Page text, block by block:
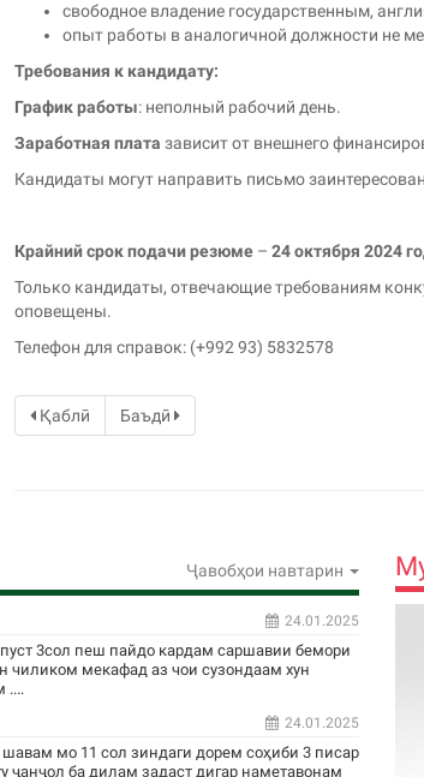
свободное владение государственным,
опыт работы в аналогичной должности не
Требования к кандидату:
График работы: неполный рабочий день.
Заработная плата зависит от внешнего
Кандидаты могут направить письмо
Крайний срок подачи резюме – 24 октября 2024
Только кандидаты, отвечающие требованиям
оповещены.
Телефон для справок: (+992 93) 5832578
Қаблӣ Баъдӣ
Ҷавобҳои навтарин
24.01.2025
3сол пеш пайдо кардам саршавии бемори
чиликом мекафад аз чои сузондаам хун
....
24.01.2025
мо 11 сол зиндаги дорем соҳиби 3 писар
ҷанҷол ба дилам задаст дигар наметавонам